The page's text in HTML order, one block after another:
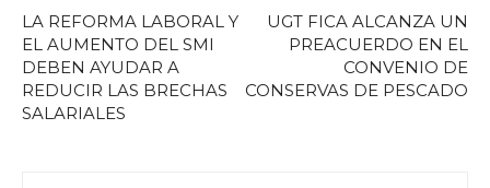
LA REFORMA LABORAL Y
EL AUMENTO DEL SMI
DEBEN AYUDAR A
REDUCIR LAS BRECHAS
SALARIALES
UGT FICA ALCANZA UN
PREACUERDO EN EL
CONVENIO DE
CONSERVAS DE PESCADO